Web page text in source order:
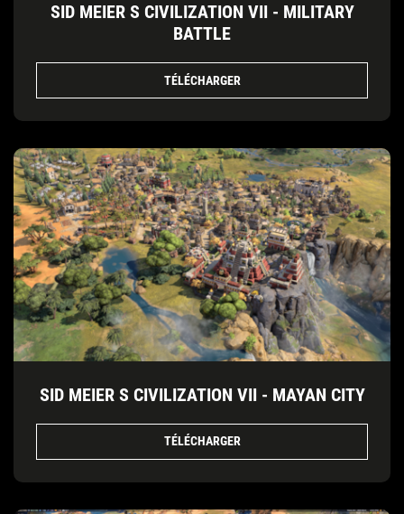
SID MEIER S CIVILIZATION VII - MILITARY
BATTLE
TÉLÉCHARGER
SID MEIER S CIVILIZATION VII - MAYAN CITY
TÉLÉCHARGER